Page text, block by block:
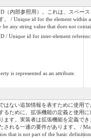
（内部参照用）。これは、スペー
。 / Unique id for the element within
any string value that does not
/ Unique id for inter-element
is represented as an attribute.
はない追加情報を表すために使用で
るために、拡張機能の定義と使用に
ます。実装者は拡張機能を定義でき
される一連の要件があります。 /
that is not part of the basic